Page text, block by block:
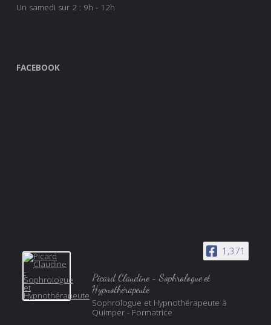
Un samedi sur 2 : 9h - 12h
FACEBOOK
1,371
Picard Claudine - Sophrologue et
Hypnothérapeute
Sophrologue et Hypnothérapeute à
Quimper - Formatrice